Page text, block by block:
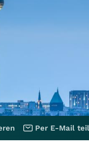
Per E-Mail